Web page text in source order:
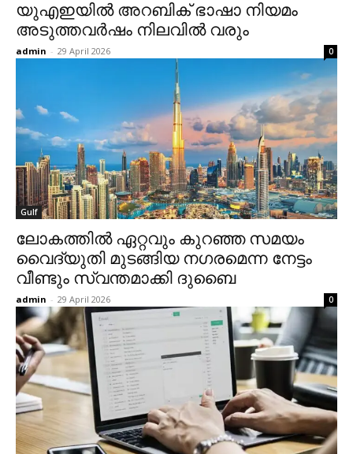
യുഎഇയില്‍ അറബിക് ഭാഷാ നിയമം
അടുത്തവര്‍ഷം നിലവില്‍ വരും
admin - 29 April 2026 0
Gulf
ലോകത്തില്‍ ഏറ്റവും കുറഞ്ഞ സമയം
വൈദ്യുതി മുടങ്ങിയ നഗരമെന്ന നേട്ടം
വീണ്ടും സ്വന്തമാക്കി ദുബൈ
admin - 29 April 2026 0